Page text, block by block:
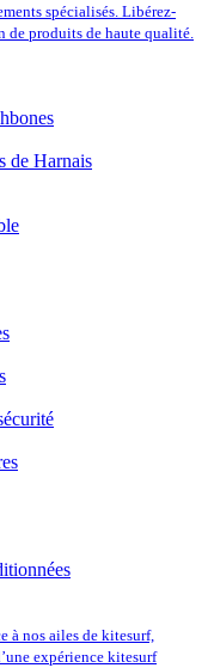
spécialisés. Libérez-
de produits de haute qualité.
de Harnais
à nos ailes de kitesurf,
expérience kitesurf